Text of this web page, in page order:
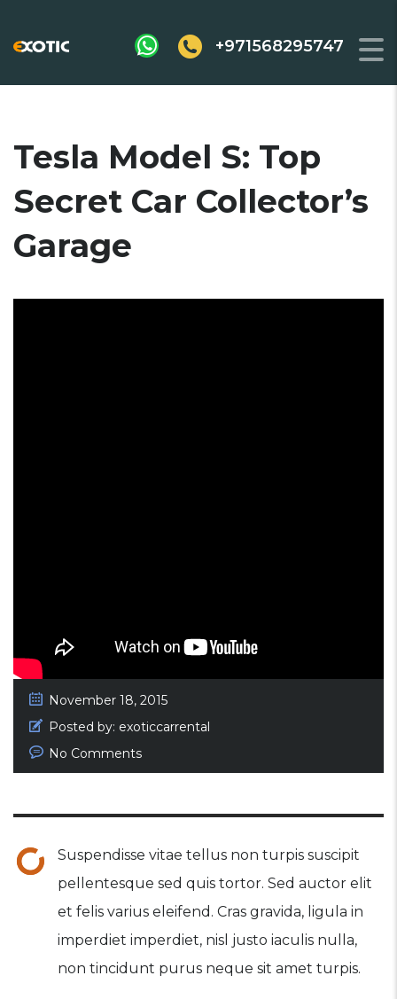
+971568295747
Tesla Model S: Top
Secret Car Collector’s
Garage
November 18, 2015
Posted by: exoticcarrental
No Comments
Suspendisse vitae tellus non turpis suscipit
pellentesque sed quis tortor. Sed auctor elit
et felis varius eleifend. Cras gravida, ligula in
imperdiet imperdiet, nisl justo iaculis nulla,
non tincidunt purus neque sit amet turpis.